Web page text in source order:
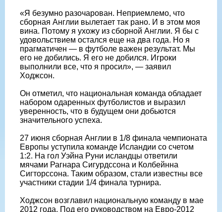
«Я безумно разочарован. Неприемлемо, что
сборная Англии вылетает так рано. И в этом моя
вина. Потому я ухожу из сборной Англии. Я бы с
удовольствием остался еще на два года. Но я
прагматичен — в футболе важен результат. Мы
его не добились. Я его не добился. Игроки
выполнили все, что я просил», — заявил
Ходжсон.
Он отметил, что национальная команда обладает
набором одаренных футболистов и выразил
уверенность, что в будущем они добьются
значительного успеха.
27 июня сборная Англии в 1/8 финала чемпионата
Европы уступила команде Исландии со счетом
1:2. На гол Уэйна Руни исландцы ответили
мячами Рагнара Сигурдссона и Колбейнна
Сигторссона. Таким образом, стали известны все
участники стадии 1/4 финала турнира.
Ходжсон возглавил национальную команду в мае
2012 года. Под его руководством на Евро-2012